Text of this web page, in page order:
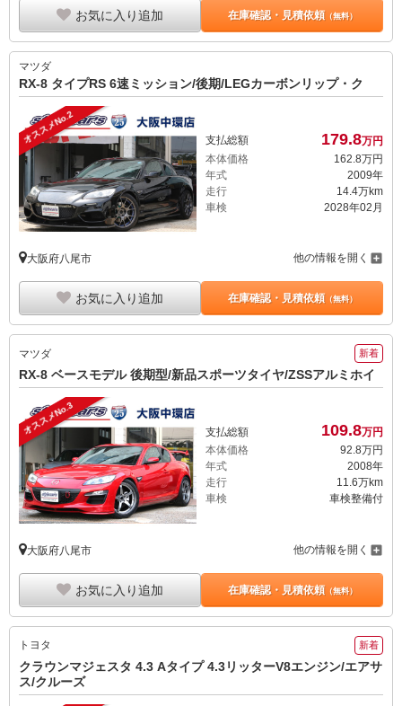
お気に入り追加 在庫確認・見積依頼（無料）
マツダ
RX-8 タイプRS 6速ミッション/後期/LEGカーボンリップ・ク
オススメNo.2 支払総額 179.8万円
本体価格
162. 8万円
年式
2009年
走行
14.4万km
車検
2028年02月
大阪府八尾市 他の情報を開く
お気に入り追加 在庫確認・見積依頼（無料）
マツダ 新着
RX-8 ベースモデル 後期型/新品スポーツタイヤ/ZSSアルミホイ
オススメNo.3 支払総額 109.8万円
本体価格
92.8万円
年式
2008年
走行
11.6万km
車検
車検整備付
大阪府八尾市 他の情報を開く
お気に入り追加 在庫確認・見積依頼（無料）
トヨタ 新着
クラウンマジェスタ 4.3 Aタイプ 4.3リッターV8エンジン/エアサ
ス/クルーズ